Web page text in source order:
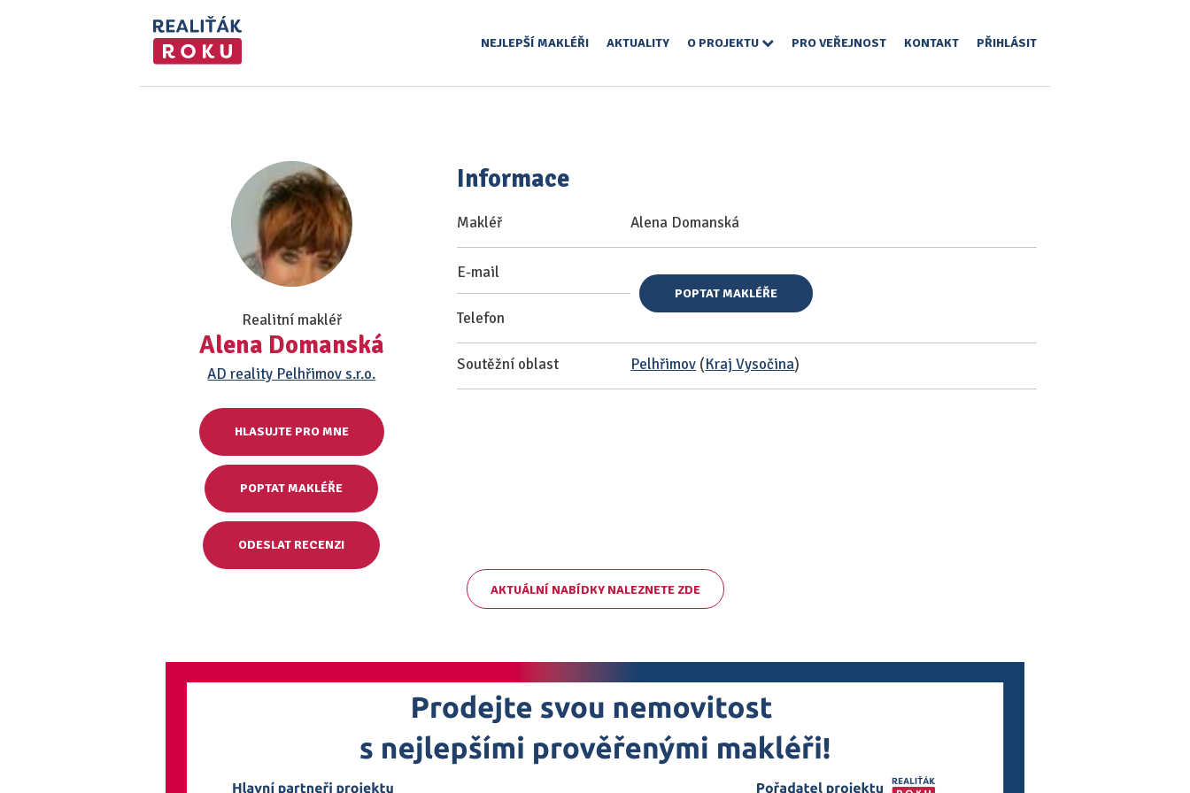
NEJLEPŠÍ MAKLÉŘI AKTUALITY O PROJEKTU PRO VEŘEJNOST KONTAKT PŘIHLÁSIT
Realitní makléř
Alena Domanská
AD reality Pelhřimov s.r.o.
HLASUJTE PRO MNE
POPTAT MAKLÉŘE
ODESLAT RECENZI
Informace
Makléř Alena Domanská
E-mail
Telefon
POPTAT MAKLÉŘE
Soutěžní oblast Pelhřimov (Kraj Vysočina)
AKTUÁLNÍ NABÍDKY NALEZNETE ZDE